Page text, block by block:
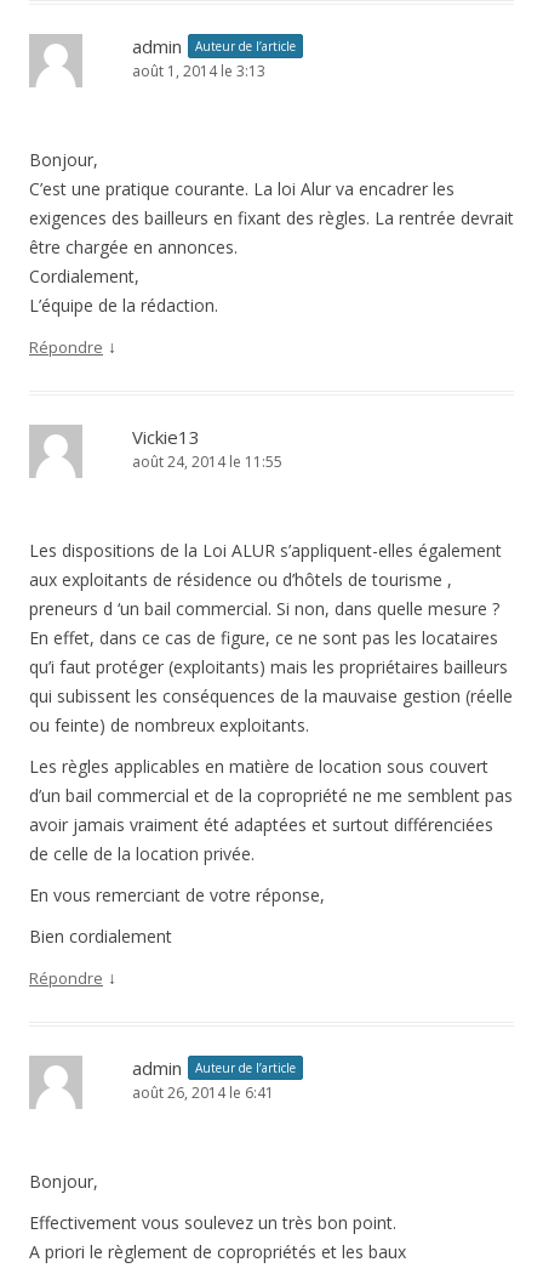
admin Auteur de l’article
août 1, 2014 le 3:13
Bonjour,
C’est une pratique courante. La loi Alur va encadrer les
exigences des bailleurs en fixant des règles. La rentrée devrait
être chargée en annonces.
Cordialement,
L’équipe de la rédaction.
Répondre ↓
Vickie13
août 24, 2014 le 11:55
Les dispositions de la Loi ALUR s’appliquent-elles également
aux exploitants de résidence ou d’hôtels de tourisme ,
preneurs d ‘un bail commercial. Si non, dans quelle mesure ?
En effet, dans ce cas de figure, ce ne sont pas les locataires
qu’i faut protéger (exploitants) mais les propriétaires bailleurs
qui subissent les conséquences de la mauvaise gestion (réelle
ou feinte) de nombreux exploitants.
Les règles applicables en matière de location sous couvert
d’un bail commercial et de la copropriété ne me semblent pas
avoir jamais vraiment été adaptées et surtout différenciées
de celle de la location privée.
En vous remerciant de votre réponse,
Bien cordialement
Répondre ↓
admin Auteur de l’article
août 26, 2014 le 6:41
Bonjour,
Effectivement vous soulevez un très bon point.
A priori le règlement de copropriétés et les baux